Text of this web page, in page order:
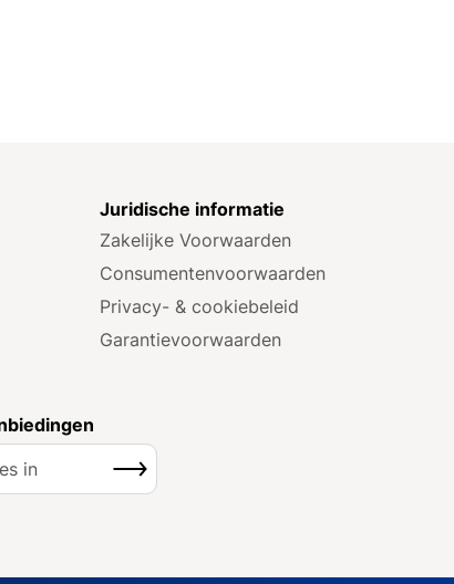
Juridische informatie
Zakelijke Voorwaarden
Consumenten­voorwaarden
Privacy- & cookiebeleid
Garantie­voorwaarden
Inschrijven